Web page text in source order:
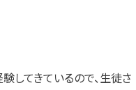
してきているので、生徒さ